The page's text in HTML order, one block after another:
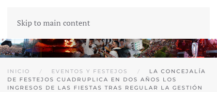
Skip to main content
INICIO EVENTOS Y FESTEJOS
LA CONCEJALÍA
DE FESTEJOS CUADRUPLICA EN DOS AÑOS LOS
INGRESOS DE LAS FIESTAS TRAS REGULAR LA GESTIÓN